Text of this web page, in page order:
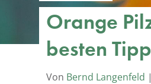
Orange
besten
Von Bernd Langenfeld |